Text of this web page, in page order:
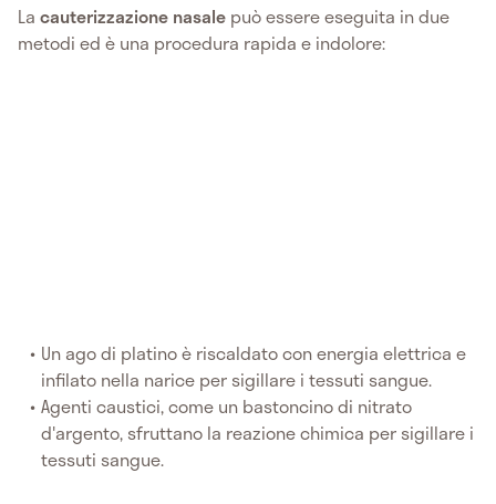
La cauterizzazione nasale può essere eseguita in due
metodi ed è una procedura rapida e indolore:
Un ago di platino è riscaldato con energia elettrica e
infilato nella narice per sigillare i tessuti sangue.
Agenti caustici, come un bastoncino di nitrato
d'argento, sfruttano la reazione chimica per sigillare i
tessuti sangue.